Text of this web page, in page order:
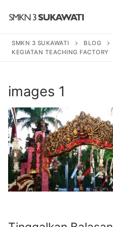
BERANDA
PROGRAM
SENI PEDALANGAN
SEJARAH
BERITA
SMKN 3 SUKAWATI BLOG
KEGIATAN TEACHING FACTORY
images 1